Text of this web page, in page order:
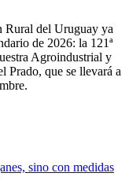
Rural del Uruguay ya
de 2026: la 121ª
Agroindustrial y
Prado, que se llevará a
sino con medidas